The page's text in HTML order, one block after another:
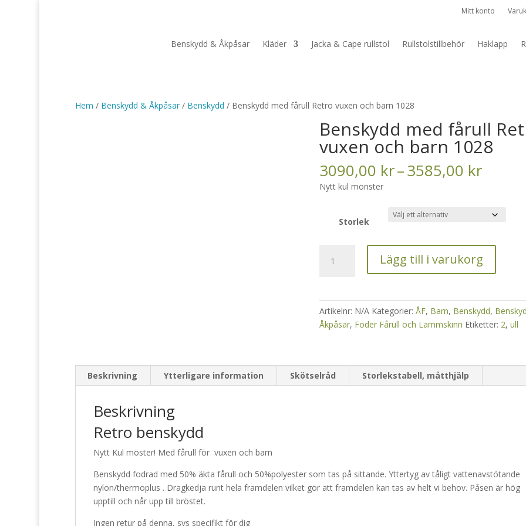
Mitt konto
Benskydd & Åkpåsar Kläder Jacka & Cape rullstol Rullstolstillbehör Haklapp
Hem / Benskydd & Åkpåsar/ Benskydd / Benskydd med fårull Retro vuxen och barn 1028
Benskydd med fårull
vuxen och barn 1028
3090,00 kr–3585,00 kr
Nytt kul mönster
Storlek
med
vuxen
och
barn
Lägg till i varukorg
Artikelnr: N/A Kategorier:ÅF, Barn, Benskydd,
Åkpåsar, Foder Fårull och Lammskinn Etiketter: 2,ull
Beskrivning Ytterligare information Skötselråd Storlekstabell, måtthjälp
Beskrivning
Retro benskydd
Nytt Kul möster! Med fårull för vuxen och barn
Benskydd fodrad med 50% äkta fårull och 50%polyester som tas på sittande. Yttertyg av tåligt vattenavstötande
nylon/thermoplus . Dragkedja runt hela framdelen vilket gör att framdelen kan tas av helt vi behov. Påsen är hög
upptill och når upp till bröstet.
Ingen retur på denna, sys specifikt för dig